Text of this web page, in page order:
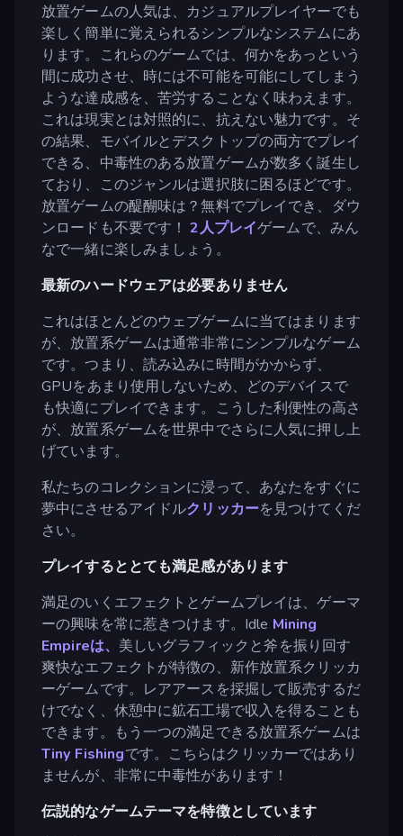
放置ゲームの人気は、カジュアルプレイヤーでも
楽しく簡単に覚えられるシンプルなシステムにあ
ります。これらのゲームでは、何かをあっという
間に成功させ、時には不可能を可能にしてしまう
ような達成感を、苦労することなく味わえます。
これは現実とは対照的に、抗えない魅力です。そ
の結果、モバイルとデスクトップの両方でプレイ
できる、中毒性のある放置ゲームが数多く誕生し
ており、このジャンルは選択肢に困るほどです。
放置ゲームの醍醐味は？無料でプレイでき、ダウ
ンロードも不要です！2人プレイゲームで、みん
なで一緒に楽しみましょう。
最新のハードウェアは必要ありません
これはほとんどのウェブゲームに当てはまります
が、放置系ゲームは通常非常にシンプルなゲーム
です。つまり、読み込みに時間がかからず、
GPUをあまり使用しないため、どのデバイスで
も快適にプレイできます。こうした利便性の高さ
が、放置系ゲームを世界中でさらに人気に押し上
げています。
私たちのコレクションに浸って、あなたをすぐに
夢中にさせるアイドルクリッカーを見つけてくだ
さい。
プレイするととても満足感があります
満足のいくエフェクトとゲームプレイは、ゲーマ
ーの興味を常に惹きつけます。Idle Mining
Empireは、 美しいグラフィックと斧を振り回す
爽快なエフェクトが特徴の、新作放置系クリッカ
ーゲームです。レアアースを採掘して販売するだ
けでなく、休憩中に鉱石工場で収入を得ることも
できます。もう一つの満足できる放置系ゲームは
Tiny Fishingです。こちらはクリッカーではあり
ませんが、非常に中毒性があります！
伝説的なゲームテーマを特徴としています